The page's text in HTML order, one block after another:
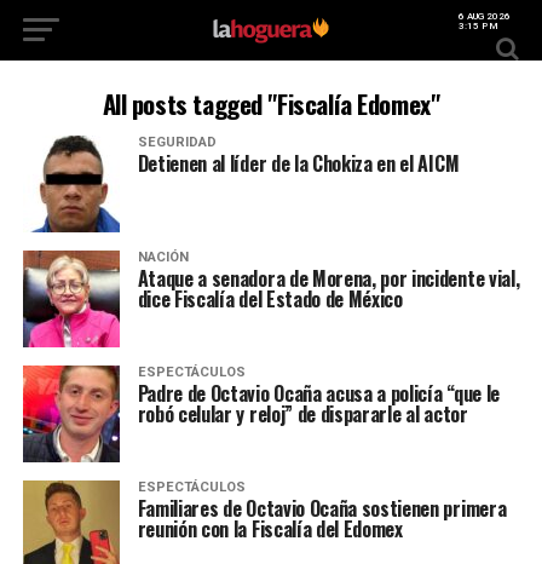
6 AUG 2026
3:15 PM
All posts tagged "Fiscalía Edomex"
SEGURIDAD
Detienen al líder de la Chokiza en el AICM
NACIÓN
Ataque a senadora de Morena, por incidente vial,
dice Fiscalía del Estado de México
ESPECTÁCULOS
Padre de Octavio Ocaña acusa a policía “que le
robó celular y reloj” de dispararle al actor
ESPECTÁCULOS
Familiares de Octavio Ocaña sostienen primera
reunión con la Fiscalía del Edomex